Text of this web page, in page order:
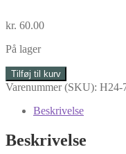
kr. 60.00
På lager
Juleferierne
af
antal
Tilføj til kurv
Varenummer (SKU): H24-
Beskrivelse
Beskrivelse